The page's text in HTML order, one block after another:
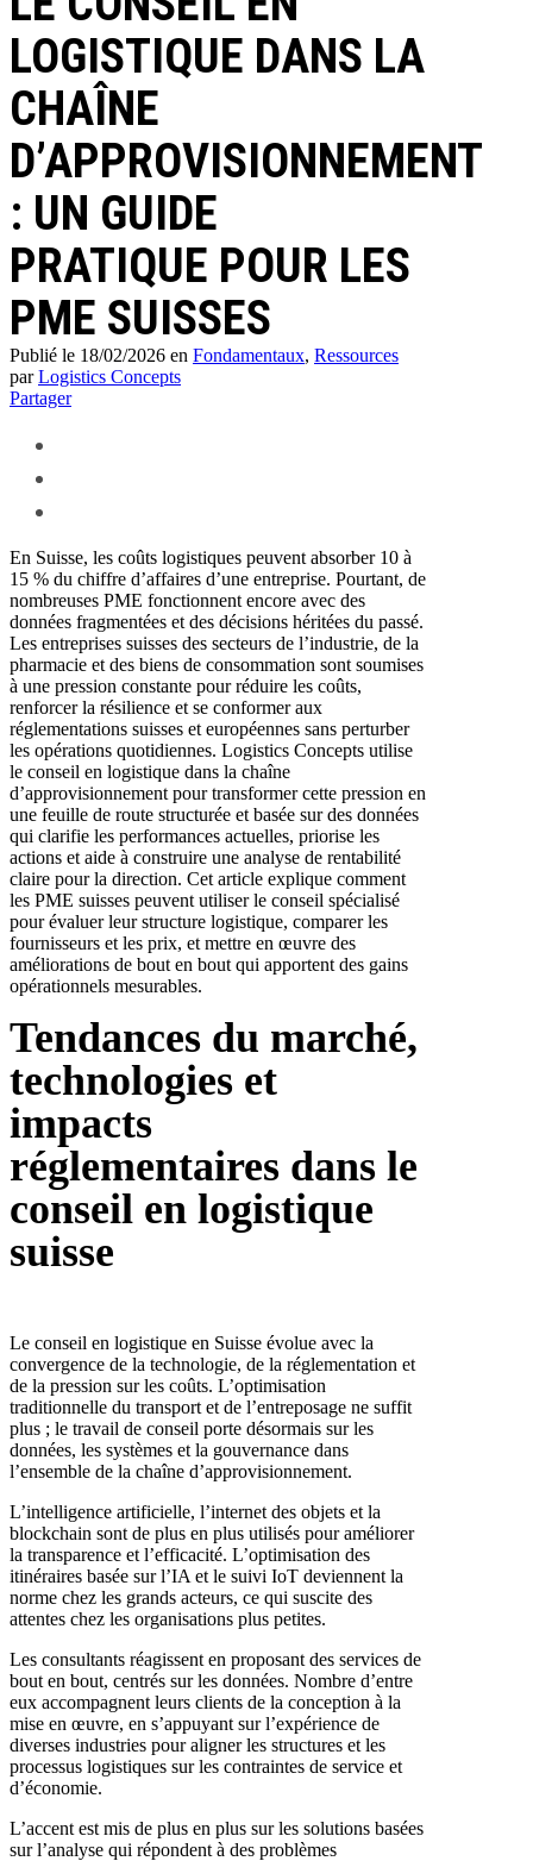
LOGISTIQUE DANS LA
CHAÎNE
D’APPROVISIONNEMENT
: UN GUIDE
PRATIQUE POUR LES
PME SUISSES
Publié le 18/02/2026 en Fondamentaux, Ressources
parLogistics Concepts
Partager
En Suisse, les coûts logistiques peuvent absorber 10 à
15 % du chiffre d’affaires d’une entreprise. Pourtant, de
nombreuses PME fonctionnent encore avec des
données fragmentées et des décisions héritées du passé.
Les entreprises suisses des secteurs de l’industrie, de la
pharmacie et des biens de consommation sont soumises
à une pression constante pour réduire les coûts,
renforcer la résilience et se conformer aux
réglementations suisses et européennes sans perturber
les opérations quotidiennes. Logistics Concepts utilise
le conseil en logistique dans la chaîne
d’approvisionnement pour transformer cette pression en
une feuille de route structurée et basée sur des données
qui clarifie les performances actuelles, priorise les
actions et aide à construire une analyse de rentabilité
claire pour la direction. Cet article explique comment
les PME suisses peuvent utiliser le conseil spécialisé
pour évaluer leur structure logistique, comparer les
fournisseurs et les prix, et mettre en œuvre des
améliorations de bout en bout qui apportent des gains
opérationnels mesurables.
Tendances du marché,
technologies et
impacts
réglementaires dans le
conseil en logistique
suisse
Le conseil en logistique en Suisse évolue avec la
convergence de la technologie, de la réglementation et
de la pression sur les coûts. L’optimisation
traditionnelle du transport et de l’entreposage ne suffit
plus ; le travail de conseil porte désormais sur les
données, les systèmes et la gouvernance dans
l’ensemble de la chaîne d’approvisionnement.
L’intelligence artificielle, l’internet des objets et la
blockchain sont de plus en plus utilisés pour améliorer
la transparence et l’efficacité. L’optimisation des
itinéraires basée sur l’IA et le suivi IoT deviennent la
norme chez les grands acteurs, ce qui suscite des
attentes chez les organisations plus petites.
Les consultants réagissent en proposant des services de
bout en bout, centrés sur les données. Nombre d’entre
eux accompagnent leurs clients de la conception à la
mise en œuvre, en s’appuyant sur l’expérience de
diverses industries pour aligner les structures et les
processus logistiques sur les contraintes de service et
d’économie.
L’accent est mis de plus en plus sur les solutions basées
sur l’analyse qui répondent à des problèmes